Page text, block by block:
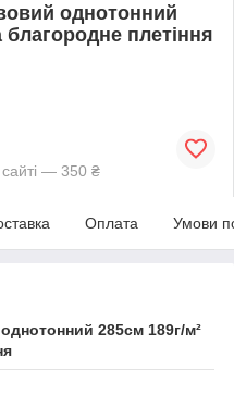
однотонний
плетіння
— 350 ₴
Оплата Умови
285см 189г/м²